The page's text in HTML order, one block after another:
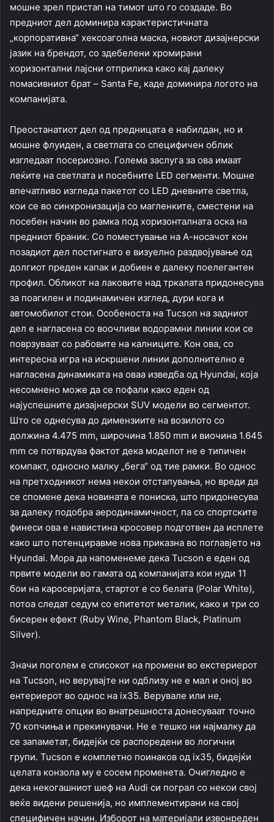
мошне зрел пристап на тимот што го создаде. Во
предниот дел доминира карактеристичната
„корпоративна“ хексоаголна маска, новиот дизајнерски
јазик на брендот, со здебелени хромирани
хоризонтални лајсни отприлика како кај далеку
помасивниот брат – Santa Fе, каде доминира логото на
компанијата.
Преостанатиот дел од предницата е набилдан, но и
мошне флуиден, а светлата со специфичен облик
изгледаат посериозно. Голема заслуга за ова имаат
леќите на светлата и посебните LED сегменти. Мошне
впечатливо изгледа пакетот со LED дневните светла,
кои се во синхронизација со магленките, сместени на
посебен начин во рамка под хоризонталната оска на
предниот браник. Со поместување на А-носачот кон
позадиот дел постигнато е визуелно раздвојување од
долгиот преден капак и добиен е далеку поелегантен
профил. Обликот на лаковите над тркалата придонесува
за поагилен и подинамичен изглед, дури кога и
автомобилот стои. Особеноста на Tucson на задниот
дел е нагласена со воочливи водорамни линии кои се
поврзуваат со рабовите на калниците. Кон ова, со
интересна игра на искршени линии дополнително е
нагласена динамиката на оваа изведба од Hyundai, која
несомнено може да се пофали како еден од
најуспешните дизајнерски SUV модели во сегментот.
Што се однесува до димензиите на возилото со
должина 4.475 mm, широчина 1.850 mm и виочина 1.645
mm се потврдува фактот дека моделот не е типичен
компакт, односно малку „бега“ од тие рамки. Во однос
на претходникот нема некои отстапувања, но вреди да
се спомене дека новината е пониска, што придонесува
за далеку подобра аеродинамичност, па со спортските
финеси ова е навистина кросовер подготвен да исплете
како што потенциравме нова приказна во поглавјето на
Hyundai. Мора да напоменеме дека Tucson е еден од
првите модели во гамата од компанијата кои нуди 11
бои на каросеријата, стартот е со белата (Polar White),
потоа следат седум со епитетот металик, како и три со
бисерен ефект (Ruby Wine, Phantom Black, Platinum
Silver).
Значи поголем е списокот на промени во екстериерот
на Tucson, но верувајте ни одблизу не е мал и оној во
ентериерот во однос на ix35. Верувале или не,
напредните опции во внатрешноста донесуваат точно
70 копчиња и прекинувачи. Не е тешко ни најмалку да
се запаметат, бидејќи се распоредени во логични
групи. Tucson е комплетно поинаков од ix35, бидејќи
целата конзола му е сосем променета. Очигледно е
дека некогашниот шеф на Audi си пограл со некои свој
веќе видени решенија, но имплементирани на свој
специфичен начин. Изборот на материјали извонреден